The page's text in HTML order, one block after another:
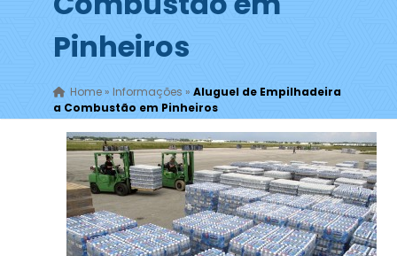
Pinheiros
Home» Informações » Aluguel de Empilhadeira
a Combustão em Pinheiros